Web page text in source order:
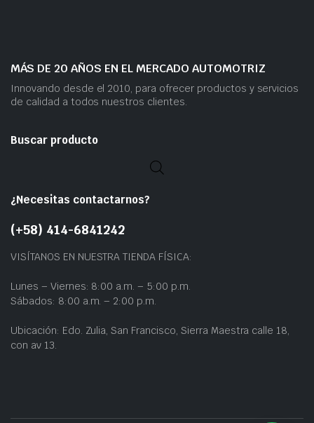
MÁS DE 20 AÑOS EN EL MERCADO AUTOMOTRIZ
Innovando desde el 2010, para ofrecer productos y servicios
de calidad a todos nuestros clientes.
Buscar producto
¿Necesitas contactarnos?
(+58) 414-6841242
VISÍTANOS EN NUESTRA TIENDA FÍSICA:
Lunes – Viernes: 8:00 a.m. – 5:00 p.m.
Sábados: 8:00 a.m. – 2:00 p.m.
Ubicación: Edo. Zulia, San Francisco, Sierra Maestra calle 18,
con av 13.